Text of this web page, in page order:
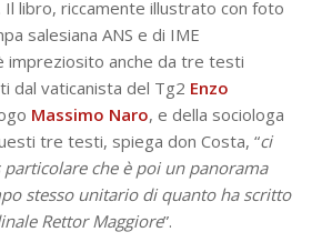
Il libro, riccamente illustrato con foto
salesiana ANS e di IME
impreziosito anche da tre testi
dal vaticanista del Tg2 Enzo
Massimo Naro, e della sociologa
tre testi, spiega don Costa, “ci
che è poi un panorama
stesso unitario di quanto ha scritto
Rettor Maggiore”.